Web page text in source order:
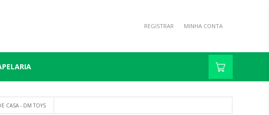
REGISTRAR MINHA CONTA
CASA - DM TOYS